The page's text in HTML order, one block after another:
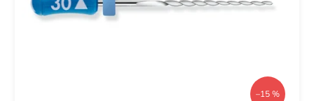
–15 %